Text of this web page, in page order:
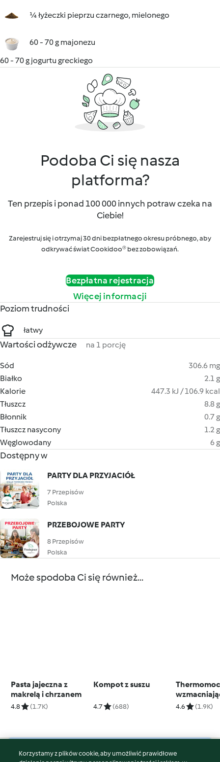
¼ łyżeczki pieprzu czarnego, mielonego
60 - 70 g majonezu
60 - 70 g jogurtu greckiego
Podoba Ci się nasza
platforma?
Ten przepis i ponad 100 000 innych potraw czeka na
Ciebie!
Zarejestruj się i otrzymaj 30 dni bezpłatnego okresu próbnego, aby
odkrywać świat Cookidoo® bez zobowiązań.
Bezpłatna rejestracja
Więcej informacji
Poziom trudności
łatwy
Wartości odżywcze na 1 porcję
Sód
306.6 mg
Białko
2.1 g
Kalorie
447.3 kJ / 106.9 kcal
Tłuszcz
8.8 g
Błonnik
0.7 g
Tłuszcz nasycony
1.2 g
Węglowodany
6 g
Dostępny w
PARTY DLA PRZYJACIÓŁ
7 Przepisów
Polska
PRZEBOJOWE PARTY
8 Przepisów
Polska
Może spodoba Ci się również...
Pasta jajeczna z
makrelą i chrzanem
4.8 (1.7K)
Kompot z suszu
4.7 (688)
odporność
4.6 (1.9K)
© Copyright 2026
Korzystamy z plików cookie, aby umożliwić prawidłowe